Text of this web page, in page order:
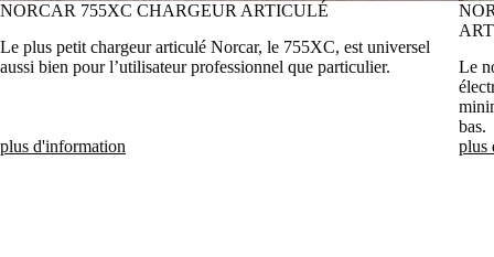
NORCAR 755XC CHARGEUR ARTICULÉ
Le plus petit chargeur articulé Norcar, le 755XC, est universel
aussi bien pour l’utilisateur professionnel que particulier.
plus d'information
Le
bas.
plus